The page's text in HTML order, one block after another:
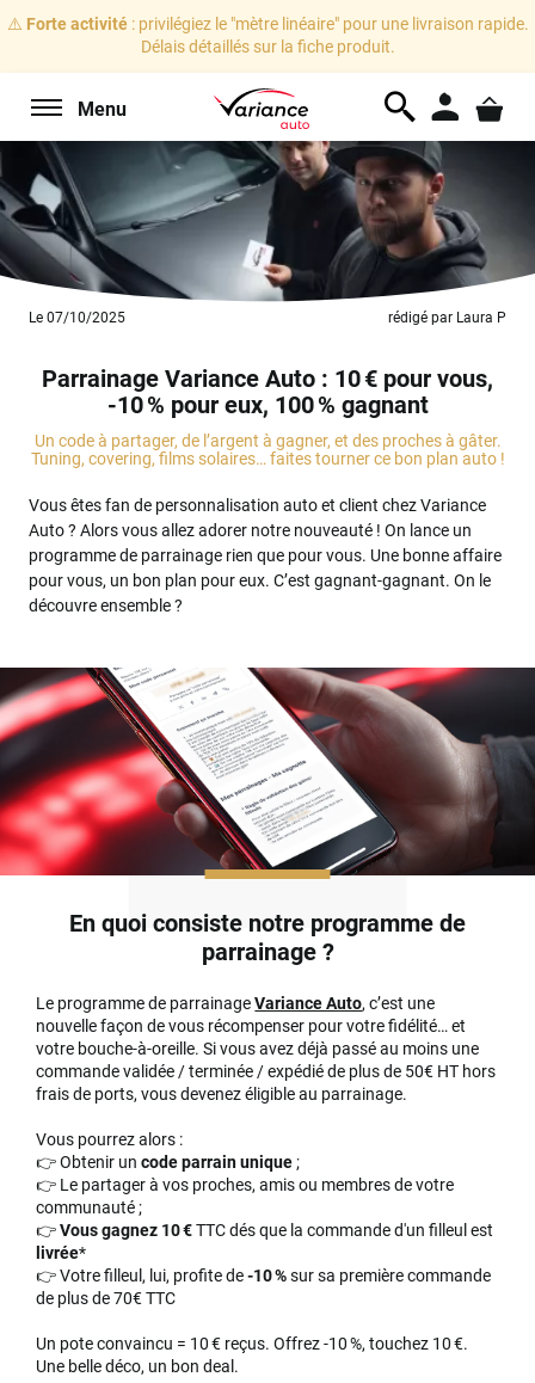
⚠️ Forte activité: privilégiez le "mètre linéaire" pour une livraison rapide.
Délais détaillés sur la fiche produit.
Menu
Le 07/10/2025 rédigé par Laura P
Parrainage Variance Auto : 10 € pour vous,
-10 % pour eux, 100 % gagnant
Un code à partager, de l’argent à gagner, et des proches à gâter.
Tuning, covering, films solaires… faites tourner ce bon plan auto !
Vous êtes fan de personnalisation auto et client chez Variance
Auto ? Alors vous allez adorer notre nouveauté ! On lance un
programme de parrainage rien que pour vous. Une bonne affaire
pour vous, un bon plan pour eux. C’est gagnant-gagnant. On le
découvre ensemble ?
En quoi consiste notre programme de
parrainage ?
Le programme de parrainageVariance Auto, c’est une
nouvelle façon de vous récompenser pour votre fidélité… et
votre bouche-à-oreille. Si vous avez déjà passé au moins une
commande validée / terminée / expédié de plus de 50€ HT hors
frais de ports, vous devenez éligible au parrainage.
Vous pourrez alors :
👉 Obtenir uncode parrain unique;
👉 Le partager à vos proches, amis ou membres de votre
communauté ;
👉Vous gagnez 10 €TTC dés que la commande d'un filleul est
livrée*
👉 Votre filleul, lui, profite de-10 %sur sa première commande
de plus de 70€ TTC
Un pote convaincu = 10 € reçus. Offrez -10 %, touchez 10 €.
Une belle déco, un bon deal.